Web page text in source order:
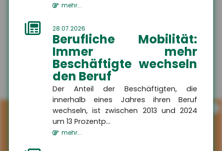
mehr...
28.07.2026
Berufliche Mobilität:
Immer mehr
Beschäftigte wechseln
den Beruf
Der Anteil der Beschäftigten, die
innerhalb eines Jahres ihren Beruf
wechseln, ist zwischen 2013 und 2024
um 13 Prozentp...
mehr...
*gekennzeichneten Felder sind Pflichtfelder